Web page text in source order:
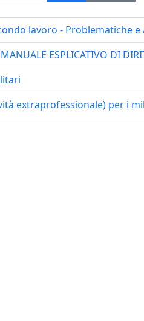
lavoro - Problematiche e
ESPLICATIVO DI
extraprofessionale) per i